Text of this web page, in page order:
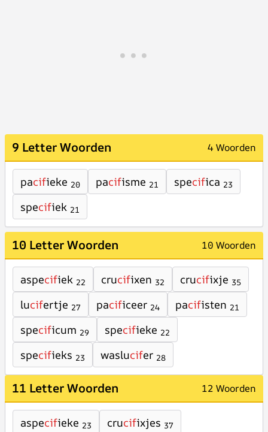
9 Letter Woorden 4 Woorden
pacifieke 20 pacifisme 21 specifica 23
specifiek 21
10 Letter Woorden 10 Woorden
aspecifiek 22 crucifixen 32 crucifixje 35
lucifertje 27 pacificeer 24 pacifisten 21
specificum 29 specifieke 22
specifieks 23 waslucifer 28
11 Letter Woorden 12 Woorden
aspecifieke 23 crucifixjes 37